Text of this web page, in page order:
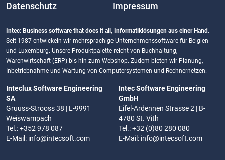
Datenschutz Impressum
Intec: Business software that does it all, Informatiklösungen aus einer Hand.
Seit 1987 entwickeln wir mehrsprachige Unternehmenssoftware für Belgien
und Luxemburg. Unsere Produktpalette reicht von Buchhaltung,
Warenwirtschaft (ERP) bis hin zum Webshop. Zudem bieten wir Planung,
Inbetriebnahme und Wartung von Computersystemen und Rechnernetzen.
Inteclux Software Engineering
SA
Gruuss-Strooss 38 | L-9991
Weiswampach
Tel.: +352 978 087
E-Mail: info@intecsoft.com
Intec Software Engineering
GmbH
Eifel-Ardennen Strasse 2 | B-
4780 St. Vith
Tel.: +32 (0)80 280 080
E-Mail: info@intecsoft.com